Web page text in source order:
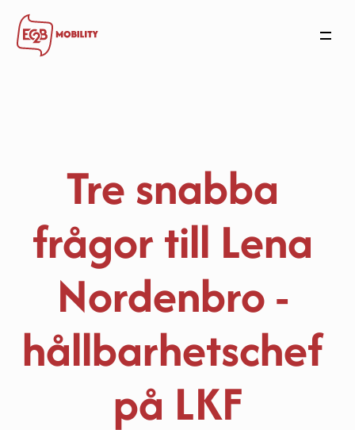
Nyheter
Kontakta oss
Tre snabba
frågor till Lena
Nordenbro -
hållbarhetschef
på LKF